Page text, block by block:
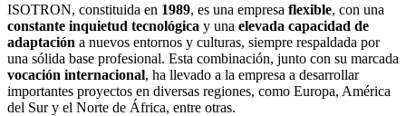
ISOTRON, constituida en 1989, es una empresa flexible, con una
constante inquietud tecnológica y una elevada capacidad de
adaptación a nuevos entornos y culturas, siempre respaldada por
una sólida base profesional. Esta combinación, junto con su marcada
vocación internacional, ha llevado a la empresa a desarrollar
importantes proyectos en diversas regiones, como Europa, América
del Sur y el Norte de África, entre otras.